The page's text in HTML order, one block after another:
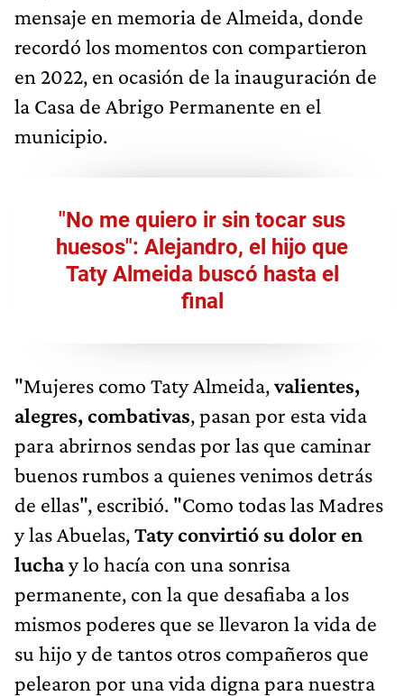
mensaje en memoria de Almeida, donde
recordó los momentos con compartieron
en 2022, en ocasión de la inauguración de
la Casa de Abrigo Permanente en el
municipio.
"No me quiero ir sin tocar sus
huesos": Alejandro, el hijo que
Taty Almeida buscó hasta el
final
"Mujeres como Taty Almeida,valientes,
alegres, combativas, pasan por esta vida
para abrirnos sendas por las que caminar
buenos rumbos a quienes venimos detrás
de ellas", escribió. "Como todas las Madres
y las Abuelas,Taty convirtió su dolor en
luchay lo hacía con una sonrisa
permanente, con la que desafiaba a los
mismos poderes que se llevaron la vida de
su hijo y de tantos otros compañeros que
pelearon por una vida digna para nuestra